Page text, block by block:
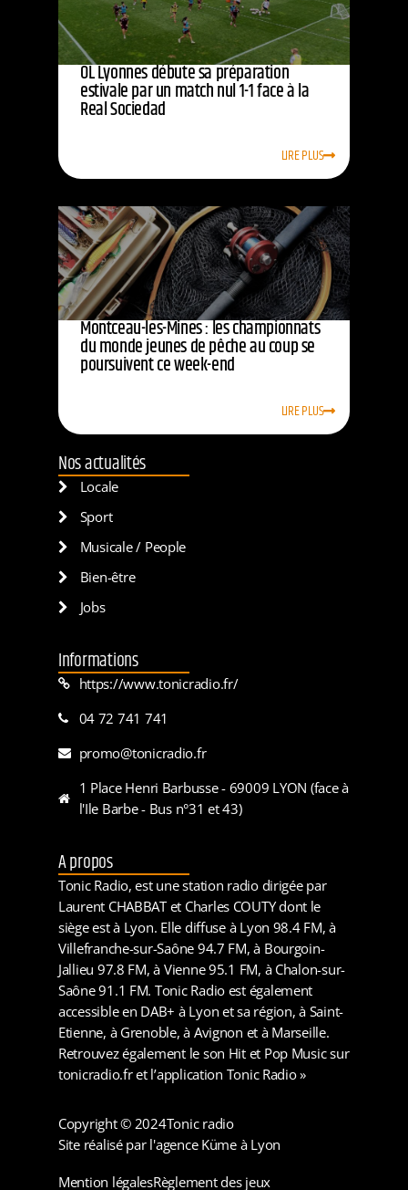
OL Lyonnes débute sa préparation
estivale par un match nul 1-1 face à la
Real Sociedad
LIRE PLUS
Montceau-les-Mines : les championnats
du monde jeunes de pêche au coup se
poursuivent ce week-end
LIRE PLUS
Nos actualités
Locale
Sport
Musicale / People
Bien-être
Jobs
Informations
https://www.tonicradio.fr/
04 72 741 741
promo@tonicradio.fr
1 Place Henri Barbusse - 69009 LYON (face à
l'Ile Barbe - Bus n°31 et 43)
A propos
Tonic Radio, est une station radio dirigée par
Laurent CHABBAT et Charles COUTY dont le
siège est à Lyon. Elle diffuse à Lyon 98.4 FM, à
Villefranche-sur-Saône 94.7 FM, à Bourgoin-
Jallieu 97.8 FM, à Vienne 95.1 FM, à Chalon-sur-
Saône 91.1 FM. Tonic Radio est également
accessible en DAB+ à Lyon et sa région, à Saint-
Etienne, à Grenoble, à Avignon et à Marseille.
Retrouvez également le son Hit et Pop Music sur
tonicradio.fr et l’application Tonic Radio »
Copyright © 2024Tonic radio
Site réalisé par l'agence Küme à Lyon
Mention légalesRèglement des jeux